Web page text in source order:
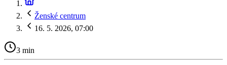
Ženské centrum
16. 5. 2026, 07:00
3 min